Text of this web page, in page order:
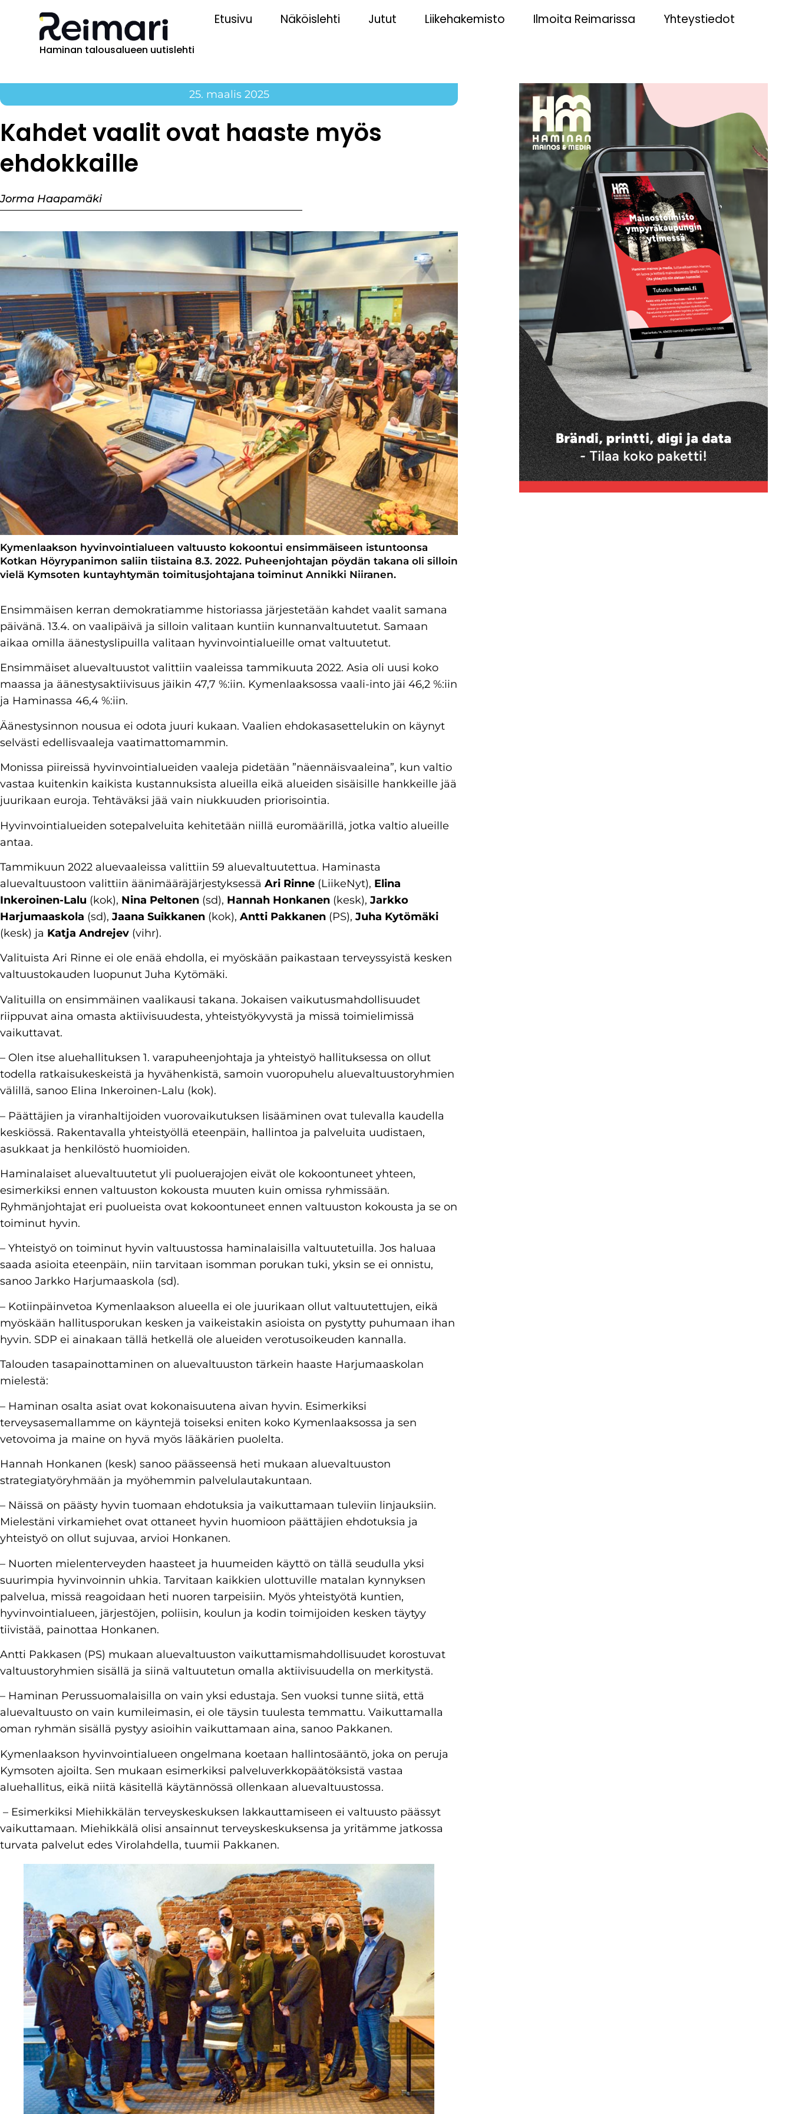
Haminan talousalueen uutislehti
Etusivu Näköislehti Jutut Liikehakemisto Ilmoita Reimarissa Yhteystiedot
25. maalis 2025
Kahdet vaalit ovat haaste myös
ehdokkaille
Jorma Haapamäki
Kymenlaakson hyvinvointialueen valtuusto kokoontui ensimmäiseen istuntoonsa
Kotkan Höyrypanimon saliin tiistaina 8.3. 2022. Puheenjohtajan pöydän takana oli silloin
vielä Kymsoten kuntayhtymän toimitusjohtajana toiminut Annikki Niiranen.
Ensimmäisen kerran demokratiamme historiassa järjestetään kahdet vaalit samana
päivänä. 13.4. on vaalipäivä ja silloin valitaan kuntiin kunnanvaltuutetut. Samaan
aikaa omilla äänestyslipuilla valitaan hyvinvointialueille omat valtuutetut.
Ensimmäiset aluevaltuustot valittiin vaaleissa tammikuuta 2022. Asia oli uusi koko
maassa ja äänestysaktiivisuus jäikin 47,7 %:iin. Kymenlaaksossa vaali-into jäi 46,2 %:iin
ja Haminassa 46,4 %:iin.
Äänestysinnon nousua ei odota juuri kukaan. Vaalien ehdokasasettelukin on käynyt
selvästi edellisvaaleja vaatimattomammin.
Monissa piireissä hyvinvointialueiden vaaleja pidetään ”näennäisvaaleina”, kun valtio
vastaa kuitenkin kaikista kustannuksista alueilla eikä alueiden sisäisille hankkeille jää
juurikaan euroja. Tehtäväksi jää vain niukkuuden priorisointia.
Hyvinvointialueiden sotepalveluita kehitetään niillä euromäärillä, jotka valtio alueille
antaa.
Tammikuun 2022 aluevaaleissa valittiin 59 aluevaltuutettua. Haminasta
aluevaltuustoon valittiin äänimääräjärjestyksessä Ari Rinne (LiikeNyt), Elina
Inkeroinen-Lalu (kok), Nina Peltonen (sd), Hannah Honkanen (kesk), Jarkko
Harjumaaskola (sd),Jaana Suikkanen (kok), Antti Pakkanen (PS),Juha Kytömäki
(kesk) ja Katja Andrejev (vihr).
Valituista Ari Rinne ei ole enää ehdolla, ei myöskään paikastaan terveyssyistä kesken
valtuustokauden luopunut Juha Kytömäki.
Valituilla on ensimmäinen vaalikausi takana. Jokaisen vaikutusmahdollisuudet
riippuvat aina omasta aktiivisuudesta, yhteistyökyvystä ja missä toimielimissä
vaikuttavat.
– Olen itse aluehallituksen 1. varapuheenjohtaja ja yhteistyö hallituksessa on ollut
todella ratkaisukeskeistä ja hyvähenkistä, samoin vuoropuhelu aluevaltuustoryhmien
välillä, sanoo Elina Inkeroinen-Lalu (kok).
– Päättäjien ja viranhaltijoiden vuorovaikutuksen lisääminen ovat tulevalla kaudella
keskiössä. Rakentavalla yhteistyöllä eteenpäin, hallintoa ja palveluita uudistaen,
asukkaat ja henkilöstö huomioiden.
Haminalaiset aluevaltuutetut yli puoluerajojen eivät ole kokoontuneet yhteen,
esimerkiksi ennen valtuuston kokousta muuten kuin omissa ryhmissään.
Ryhmänjohtajat eri puolueista ovat kokoontuneet ennen valtuuston kokousta ja se on
toiminut hyvin.
– Yhteistyö on toiminut hyvin valtuustossa haminalaisilla valtuutetuilla. Jos haluaa
saada asioita eteenpäin, niin tarvitaan isomman porukan tuki, yksin se ei onnistu,
sanoo Jarkko Harjumaaskola (sd).
– Kotiinpäinvetoa Kymenlaakson alueella ei ole juurikaan ollut valtuutettujen, eikä
myöskään hallitusporukan kesken ja vaikeistakin asioista on pystytty puhumaan ihan
hyvin. SDP ei ainakaan tällä hetkellä ole alueiden verotusoikeuden kannalla.
Talouden tasapainottaminen on aluevaltuuston tärkein haaste Harjumaaskolan
mielestä:
– Haminan osalta asiat ovat kokonaisuutena aivan hyvin. Esimerkiksi
terveysasemallamme on käyntejä toiseksi eniten koko Kymenlaaksossa ja sen
vetovoima ja maine on hyvä myös lääkärien puolelta.
Hannah Honkanen (kesk) sanoo päässeensä heti mukaan aluevaltuuston
strategiatyöryhmään ja myöhemmin palvelulautakuntaan.
– Näissä on päästy hyvin tuomaan ehdotuksia ja vaikuttamaan tuleviin linjauksiin.
Mielestäni virkamiehet ovat ottaneet hyvin huomioon päättäjien ehdotuksia ja
yhteistyö on ollut sujuvaa, arvioi Honkanen.
– Nuorten mielenterveyden haasteet ja huumeiden käyttö on tällä seudulla yksi
suurimpia hyvinvoinnin uhkia. Tarvitaan kaikkien ulottuville matalan kynnyksen
palvelua, missä reagoidaan heti nuoren tarpeisiin. Myös yhteistyötä kuntien,
hyvinvointialueen, järjestöjen, poliisin, koulun ja kodin toimijoiden kesken täytyy
tiivistää, painottaa Honkanen.
Antti Pakkasen (PS) mukaan aluevaltuuston vaikuttamismahdollisuudet korostuvat
valtuustoryhmien sisällä ja siinä valtuutetun omalla aktiivisuudella on merkitystä.
– Haminan Perussuomalaisilla on vain yksi edustaja. Sen vuoksi tunne siitä, että
aluevaltuusto on vain kumileimasin, ei ole täysin tuulesta temmattu. Vaikuttamalla
oman ryhmän sisällä pystyy asioihin vaikuttamaan aina, sanoo Pakkanen.
Kymenlaakson hyvinvointialueen ongelmana koetaan hallintosääntö, joka on peruja
Kymsoten ajoilta. Sen mukaan esimerkiksi palveluverkkopäätöksistä vastaa
aluehallitus, eikä niitä käsitellä käytännössä ollenkaan aluevaltuustossa.
– Esimerkiksi Miehikkälän terveyskeskuksen lakkauttamiseen ei valtuusto päässyt
vaikuttamaan. Miehikkälä olisi ansainnut terveyskeskuksensa ja yritämme jatkossa
turvata palvelut edes Virolahdella, tuumii Pakkanen.